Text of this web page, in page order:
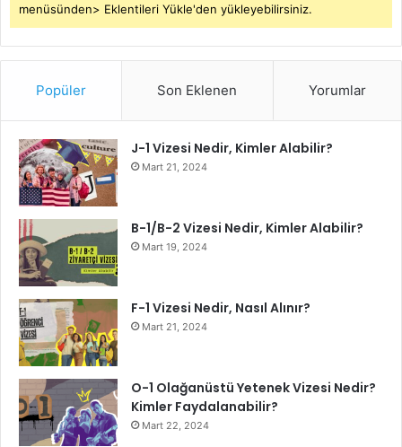
menüsünden> Eklentileri Yükle'den yükleyebilirsiniz.
Popüler Son Eklenen Yorumlar
J-1 Vizesi Nedir, Kimler Alabilir?
Mart 21, 2024
B-1/B-2 Vizesi Nedir, Kimler Alabilir?
Mart 19, 2024
F-1 Vizesi Nedir, Nasıl Alınır?
Mart 21, 2024
O-1 Olağanüstü Yetenek Vizesi Nedir?
Kimler Faydalanabilir?
Mart 22, 2024